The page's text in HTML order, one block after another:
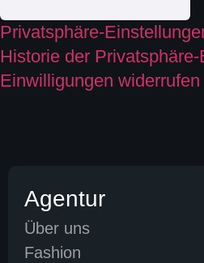
Privatsphäre-
Historie der
Einwilligungen widerrufen
Agentur
Über uns
Fashion